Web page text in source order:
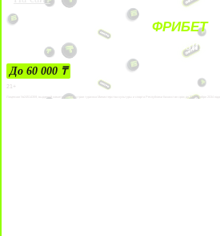
ФРИБЕТ
ЗА ДЕПОЗИТЫ
До 60 000 ₸
21+
Лицензии №24514359, выданной комитетом индустрии туризма Министерства культуры и спорта Республики Казахстан срок до 27 сентября 2034 года.